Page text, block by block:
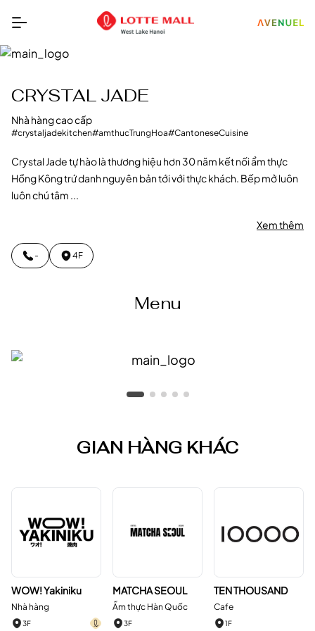
CRYSTAL JADE
Nhà hàng cao cấp
#crystaljadekitchen#amthucTrungHoa#CantoneseCuisine
Crystal Jade tự hào là thương hiệu hơn 30 năm kết nối ẩm thực
Hồng Kông trứ danh nguyên bản tới với thực khách. Bếp mở luôn
luôn chú tâm ...
Xem thêm
- 4F
Menu
GIAN HÀNG KHÁC
WOW! Yakiniku
Nhà hàng
3F
MATCHA SEOUL
Ẩm thực Hàn Quốc
3F
TEN THOUSAND
Cafe
1F